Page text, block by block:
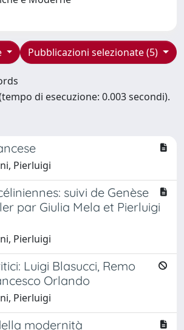
Pubblicazioni selezionate (5)
di esecuzione: 0.003 secondi).
Pierluigi
suivi de Genèse
par Giulia Mela et Pierluigi
Pierluigi
Luigi Blasucci, Remo
Orlando
Pierluigi
modernità